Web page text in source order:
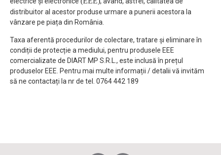
distribuitor al acestor produse urmare a punerii acestora la
vânzare pe piața din România.
Taxa aferentă procedurilor de colectare, tratare și eliminare în
condiții de protecție a mediului, pentru produsele EEE
comercializate de DIART MP S.R.L., este inclusă în prețul
produselor EEE. Pentru mai multe informații / detalii vă invităm
să ne contactați la nr de tel. 0764 442 189